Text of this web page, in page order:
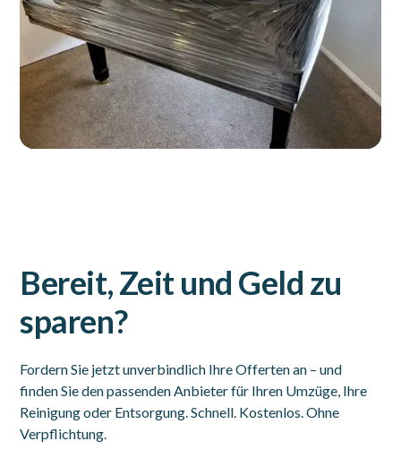
Bereit, Zeit und Geld zu
sparen?
Fordern Sie jetzt unverbindlich Ihre Offerten an – und
finden Sie den passenden Anbieter für Ihren Umzüge, Ihre
Reinigung oder Entsorgung. Schnell. Kostenlos. Ohne
Verpflichtung.